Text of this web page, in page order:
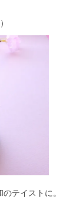
テイストに。